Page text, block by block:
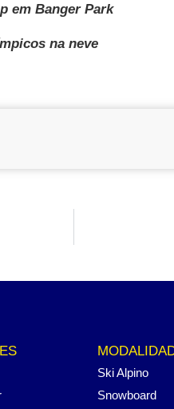
em Banger Park
na neve
Ski Alpino
Snowboard